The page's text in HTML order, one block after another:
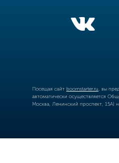
Посещая сайт boomstarter.ru , вы
автоматически осуществляется
Москва, Ленинский проспект, 15А)